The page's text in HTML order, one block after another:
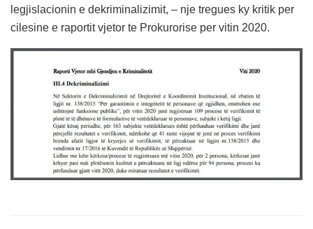
legjislacionin e dekriminalizimit, – nje tregues ky kritik per
cilesine e raportit vjetor te Prokurorise per vitin 2020.